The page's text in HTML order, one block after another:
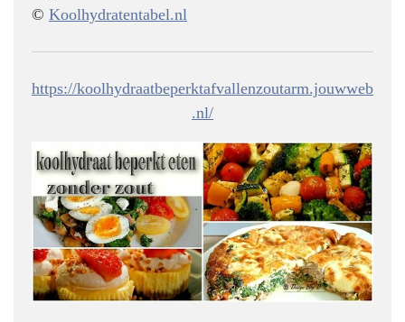
© Koolhydratentabel.nl
https://koolhydraatbeperktafvallenzoutarm.jouwweb
.nl/